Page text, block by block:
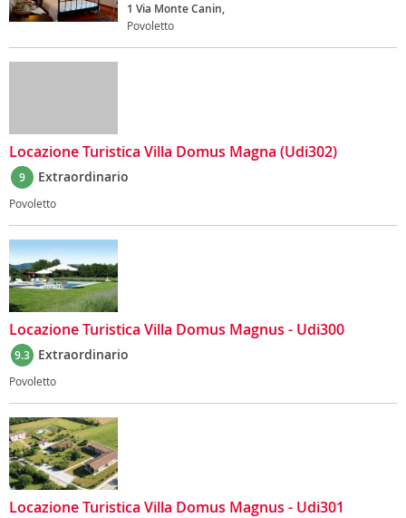
1 Via Monte Canin,
Povoletto
Locazione Turistica Villa Domus Magna (Udi302)
9 Extraordinario
Povoletto
Locazione Turistica Villa Domus Magnus - Udi300
9.3 Extraordinario
Povoletto
Locazione Turistica Villa Domus Magnus - Udi301